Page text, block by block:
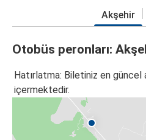
Akşehir
Otobüs peronları:
Hatırlatma: Biletiniz en güncel
içermektedir.